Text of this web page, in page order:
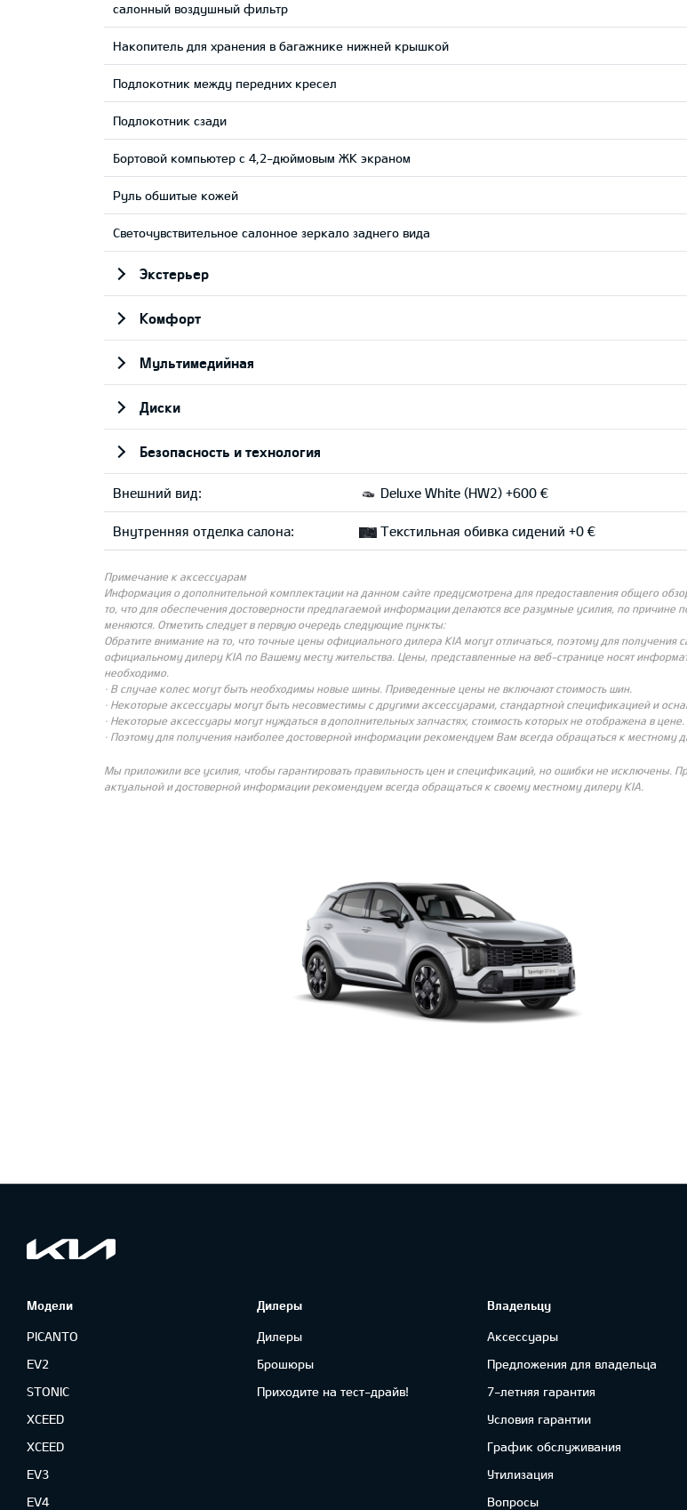
салонный воздушный фильтр
Накопитель для хранения в багажнике нижней крышкой
Подлокотник между передних кресел
Подлокотник сзади
Бортовой компьютер с 4,2-дюймовым ЖК экраном
Руль обшитые кожей
Светочувствительное салонное зеркало заднего вида
Экстерьер
Комфорт
Мультимедийная
Диски
Безопасность и технология
Внешний вид: Deluxe White (HW2) +600 €
Внутренняя отделка салона: Текстильная обивка сидений +0 €
Примечание к аксессуарам
Информация о дополнительной комплектации на данном сайте предусмотрена для предоставления общего
то, что для обеспечения достоверности предлагаемой информации делаются все разумные усилия, по причине
меняются. Отметить следует в первую очередь следующие пункты:
Обратите внимание на то, что точные цены официального дилера KIA могут отличаться, поэтому для
официальному дилеру KIA по Вашему месту жительства. Цены, представленные на веб-странице носят
необходимо.
· В случае колес могут быть необходимы новые шины. Приведенные цены не включают стоимость шин.
· Некоторые аксессуары могут быть несовместимы с другими аксессуарами, стандартной спецификацией и
· Некоторые аксессуары могут нуждаться в дополнительных запчастях, стоимость которых не отображена в цене.
· Поэтому для получения наиболее достоверной информации рекомендуем Вам всегда обращаться к местному
Мы приложили все усилия, чтобы гарантировать правильность цен и спецификаций, но ошибки не исключены.
актуальной и достоверной информации рекомендуем всегда обращаться к своему местному дилеру KIA.
Модели
PICANTO
EV2
STONIC
XCEED
XCEED
EV3
EV4
Дилеры
Дилеры
Брошюры
Приходите на тест-драйв!
Владельцу
Аксессуары
Предложения для владельца
7-летняя гарантия
Условия гарантии
График обслуживания
Утилизация
Вопросы